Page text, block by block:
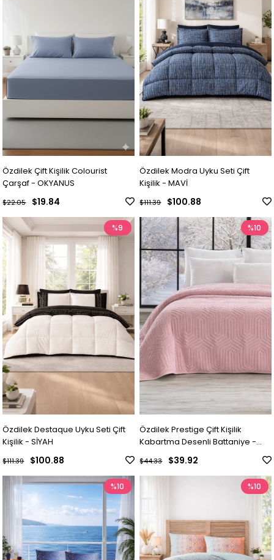
Özdilek Çift Kişilik Colourist
Çarşaf - OKYANUS
$19.84
$22.05
Özdilek Modra Uyku Seti Çift
Kişilik - MAVİ
$100.88
$111.39
Özdilek Destaque Uyku Seti Çift
Kişilik - SİYAH
$100.88
$111.39
%9
Özdilek Prestige Çift Kişilik
Kabartma Desenli Battaniye -
MENEKŞE
$39.92
$44.33
%10
%10 %10